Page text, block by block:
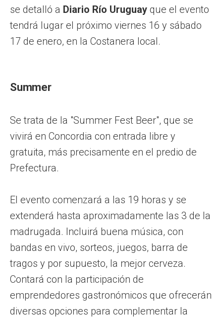
se detalló a Diario Río Uruguay que el evento
tendrá lugar el próximo viernes 16 y sábado
17 de enero, en la Costanera local.
Summer
Se trata de la "Summer Fest Beer", que se
vivirá en Concordia con entrada libre y
gratuita, más precisamente en el predio de
Prefectura.
El evento comenzará a las 19 horas y se
extenderá hasta aproximadamente las 3 de la
madrugada. Incluirá buena música, con
bandas en vivo, sorteos, juegos, barra de
tragos y por supuesto, la mejor cerveza.
Contará con la participación de
emprendedores gastronómicos que ofrecerán
diversas opciones para complementar la